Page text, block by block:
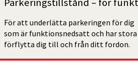
Parkeringstillstånd – för
För att underlätta parkeringen för dig
som är funktionsnedsatt och har
förflytta dig till och från ditt fordon.